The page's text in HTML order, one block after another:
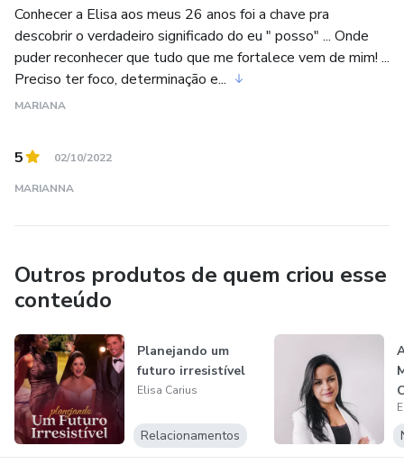
Conhecer a Elisa aos meus 26 anos foi a chave pra
descobrir o verdadeiro significado do eu " posso" ... Onde
puder reconhecer que tudo que me fortalece vem de mim! ...
Preciso ter foco, determinação e...
MARIANA
5 02/10/2022
MARIANNA
Outros produtos de quem criou esse
conteúdo
Planejando um
futuro irresistível
Elisa Carius
Relacionamentos